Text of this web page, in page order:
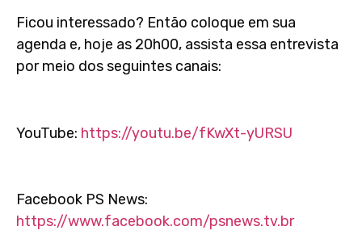
Ficou interessado? Então coloque em sua
agenda e, hoje as 20h00, assista essa entrevista
por meio dos seguintes canais:
YouTube: https://youtu.be/fKwXt-yURSU
Facebook PS News:
https://www.facebook.com/psnews.tv.br